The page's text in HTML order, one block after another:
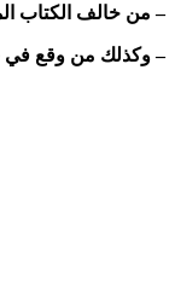
– من خالف الكتاب
–وكذلك من وقع في